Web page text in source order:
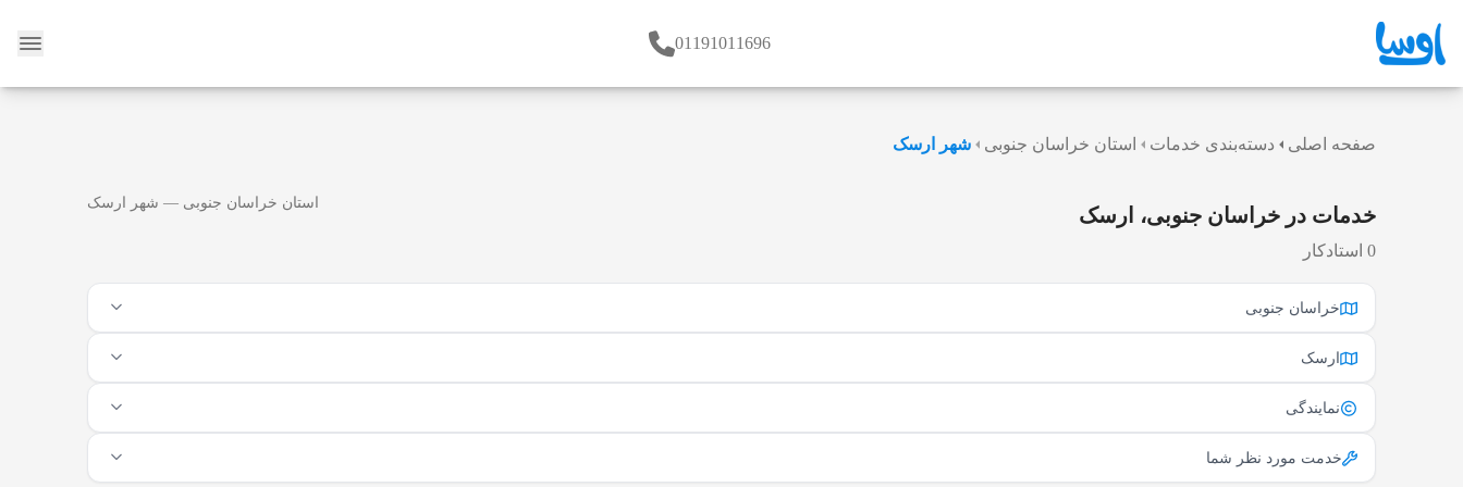
01191011696
صفحه اصلی دسته‌بندی خدمات استان خراسان جنوبی شهر ارسک
خدمات در خراسان جنوبی، ارسک
0 استادکار
استان خراسان جنوبی — شهر ارسک
خراسان جنوبی
ارسک
نمایندگی
خدمت مورد نظر شما